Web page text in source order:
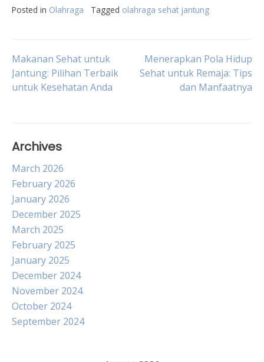
Posted in Olahraga Tagged olahraga sehat jantung
Post
navigation
Makanan Sehat untuk
Jantung: Pilihan Terbaik
untuk Kesehatan Anda
Menerapkan Pola Hidup
Sehat untuk Remaja: Tips
dan Manfaatnya
Archives
March 2026
February 2026
January 2026
December 2025
March 2025
February 2025
January 2025
December 2024
November 2024
October 2024
September 2024